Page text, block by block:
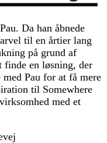
Da han åbnede
til en årtier lang
på grund af
en løsning, der
Pau for at få mere
til Somewhere
med et